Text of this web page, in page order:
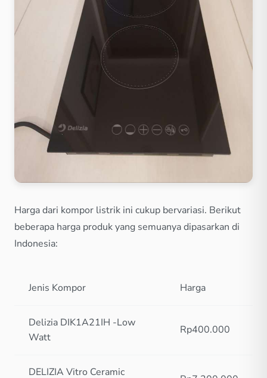
Harga dari kompor listrik ini cukup bervariasi. Berikut
beberapa harga produk yang semuanya dipasarkan di
Indonesia:
Jenis Kompor Harga
Delizia DIK1A21IH -Low
Watt
Rp400.000
DELIZIA Vitro Ceramic